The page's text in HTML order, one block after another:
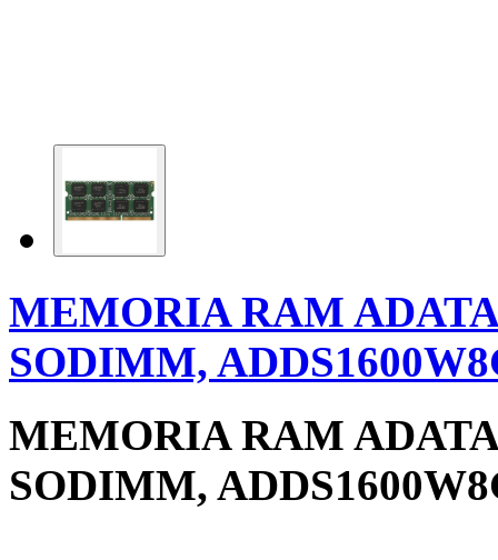
MEMORIA RAM
SODIMM,
MEMORIA RAM
SODIMM,